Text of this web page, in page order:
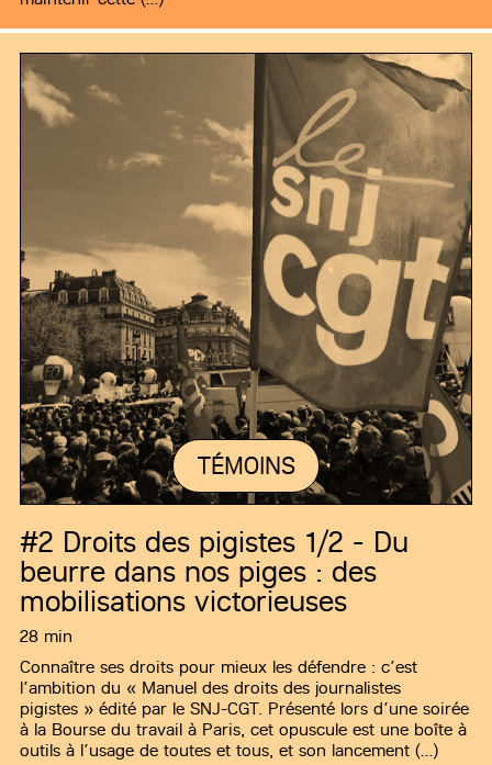
TÉMOINS
#2 Droits des pigistes 1/2 - Du
beurre dans nos piges : des
mobilisations victorieuses
28 min
Connaître ses droits pour mieux les défendre : c’est
l’ambition du « Manuel des droits des journalistes
pigistes » édité par le SNJ-CGT. Présenté lors d’une soirée
à la Bourse du travail à Paris, cet opuscule est une boîte à
outils à l’usage de toutes et tous, et son lancement (…)